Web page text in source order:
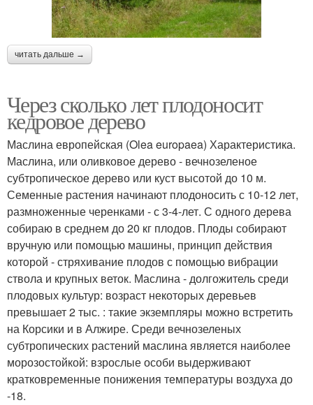
читать дальше →
Через сколько лет плодоносит
кедровое дерево
Маслина европейская (Olea europaea) Характеристика.
Маслина, или оливковое дерево - вечнозеленое
субтропическое дерево или куст высотой до 10 м.
Семенные растения начинают плодоносить с 10-12 лет,
размноженные черенками - с 3-4-лет. С одного дерева
собираю в среднем до 20 кг плодов. Плоды собирают
вручную или помощью машины, принцип действия
которой - стряхивание плодов с помощью вибрации
ствола и крупных веток. Маслина - долгожитель среди
плодовых культур: возраст некоторых деревьев
превышает 2 тыс. : такие экземпляры можно встретить
на Корсики и в Алжире. Среди вечнозеленых
субтропических растений маслина является наиболее
морозостойкой: взрослые особи выдерживают
кратковременные понижения температуры воздуха до
-18.